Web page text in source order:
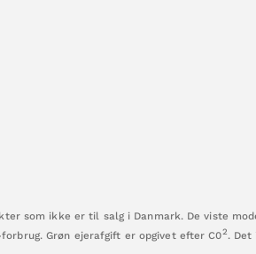
som ikke er til salg i Danmark. De viste
Grøn ejerafgift er opgivet efter C02.